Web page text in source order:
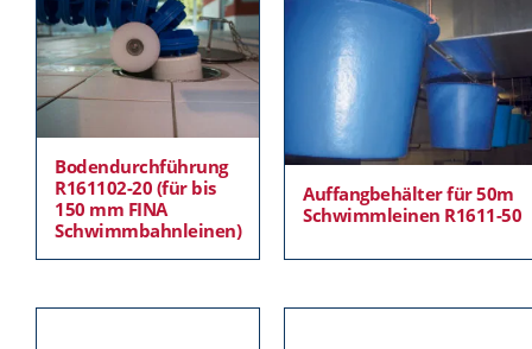
Bodendurchführung
R161102-20 (für bis
150 mm FINA
Schwimmbahnleinen)
Auffangbehälter für 50m
Schwimmleinen R1611-50